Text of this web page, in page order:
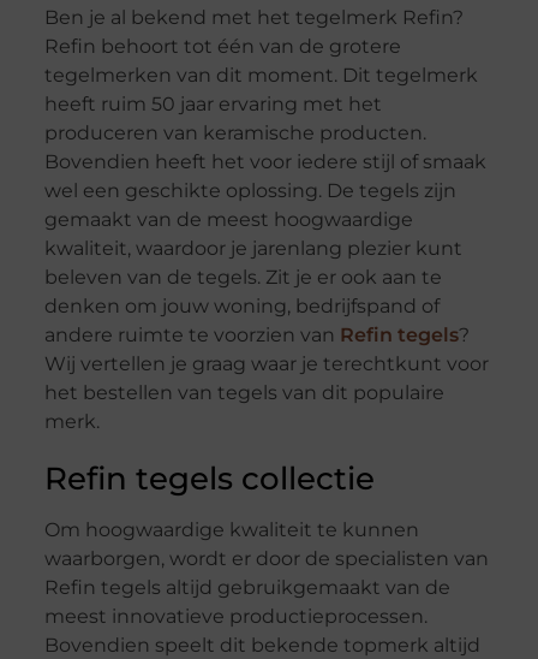
Ben je al bekend met het tegelmerk Refin?
Refin behoort tot één van de grotere
tegelmerken van dit moment. Dit tegelmerk
heeft ruim 50 jaar ervaring met het
produceren van keramische producten.
Bovendien heeft het voor iedere stijl of smaak
wel een geschikte oplossing. De tegels zijn
gemaakt van de meest hoogwaardige
kwaliteit, waardoor je jarenlang plezier kunt
beleven van de tegels. Zit je er ook aan te
denken om jouw woning, bedrijfspand of
andere ruimte te voorzien van Refin tegels?
Wij vertellen je graag waar je terechtkunt voor
het bestellen van tegels van dit populaire
merk.
Refin tegels collectie
Om hoogwaardige kwaliteit te kunnen
waarborgen, wordt er door de specialisten van
Refin tegels altijd gebruikgemaakt van de
meest innovatieve productieprocessen.
Bovendien speelt dit bekende topmerk altijd